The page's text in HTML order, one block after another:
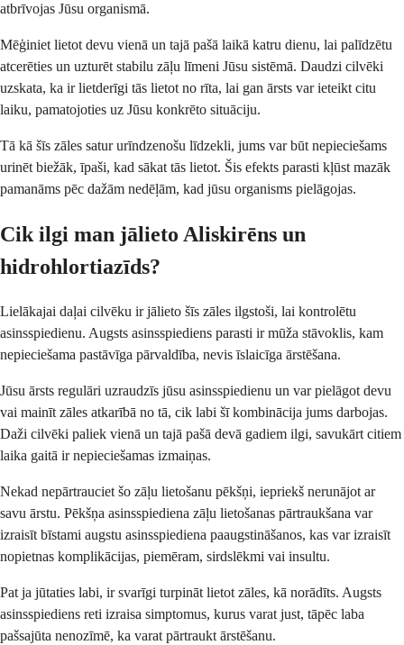
atbrīvojas Jūsu organismā.
Mēģiniet lietot devu vienā un tajā pašā laikā katru dienu, lai palīdzētu
atcerēties un uzturēt stabilu zāļu līmeni Jūsu sistēmā. Daudzi cilvēki
uzskata, ka ir lietderīgi tās lietot no rīta, lai gan ārsts var ieteikt citu
laiku, pamatojoties uz Jūsu konkrēto situāciju.
Tā kā šīs zāles satur urīndzenošu līdzekli, jums var būt nepieciešams
urinēt biežāk, īpaši, kad sākat tās lietot. Šis efekts parasti kļūst mazāk
pamanāms pēc dažām nedēļām, kad jūsu organisms pielāgojas.
Cik ilgi man jālieto Aliskirēns un
hidrohlortiazīds?
Lielākajai daļai cilvēku ir jālieto šīs zāles ilgstoši, lai kontrolētu
asinsspiedienu. Augsts asinsspiediens parasti ir mūža stāvoklis, kam
nepieciešama pastāvīga pārvaldība, nevis īslaicīga ārstēšana.
Jūsu ārsts regulāri uzraudzīs jūsu asinsspiedienu un var pielāgot devu
vai mainīt zāles atkarībā no tā, cik labi šī kombinācija jums darbojas.
Daži cilvēki paliek vienā un tajā pašā devā gadiem ilgi, savukārt citiem
laika gaitā ir nepieciešamas izmaiņas.
Nekad nepārtrauciet šo zāļu lietošanu pēkšņi, iepriekš nerunājot ar
savu ārstu. Pēkšņa asinsspiediena zāļu lietošanas pārtraukšana var
izraisīt bīstami augstu asinsspiediena paaugstināšanos, kas var izraisīt
nopietnas komplikācijas, piemēram, sirdslēkmi vai insultu.
Pat ja jūtaties labi, ir svarīgi turpināt lietot zāles, kā norādīts. Augsts
asinsspiediens reti izraisa simptomus, kurus varat just, tāpēc laba
pašsajūta nenozīmē, ka varat pārtraukt ārstēšanu.